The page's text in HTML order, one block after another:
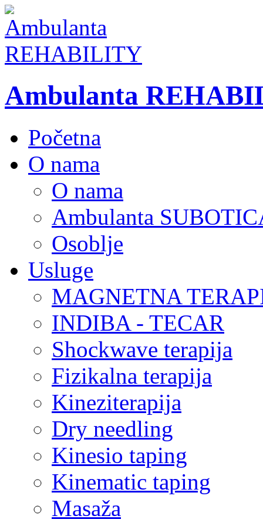
Ambulanta
Početna
O nama
O nama
Ambulanta
Osoblje
Usluge
MAGNETNA
INDIBA - TECAR
Shockwave terapija
Fizikalna terapija
Kineziterapija
Dry needling
Kinesio taping
Kinematic taping
Masaža